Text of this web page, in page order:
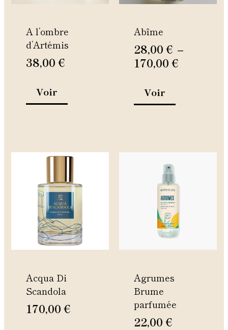
A l’ombre
d’Artémis
38,00€
Voir
choisies
sur
Abîme
28,00 € –
170,00 €
Voir
peuvent
la
Acqua Di
Scandola
170,00€
Ce
produit
a
variations.
Les
options
peuvent
la
Agrumes
Brume
parfumée
22,00 €